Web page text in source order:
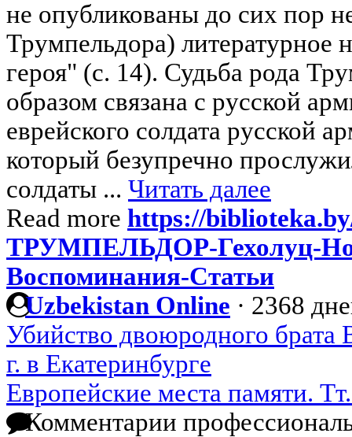
не опубликованы до сих пор
Трумпельдора) литературное
героя" (с. 14). Судьба рода
образом связана с русской
еврейского солдата русской
который безупречно
солдаты ... Читать далее
Read more https://
ТРУМПЕЛЬДОР-Гехолуц-
Воспоминания-Статьи
Uzbekistan Online · 2368
Убийство двоюродного
г. в Екатеринбурге
Европейские места памяти.
Комментарии